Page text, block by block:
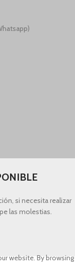
si necesita realizar
las molestias.
website. By browsing